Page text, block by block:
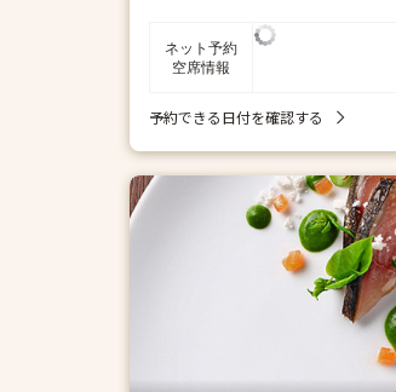
ネット予約
空席情報
予約できる日付を確認する